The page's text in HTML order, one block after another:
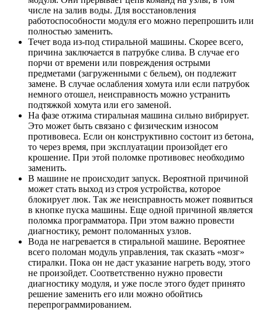
числе на залив воды. Для восстановления
работоспособности модуля его можно перепрошить или
полностью заменить.
Течет вода из-под стиральной машины. Скорее всего,
причина заключается в патрубке слива. В случае его
порчи от времени или повреждения острыми
предметами (загруженными с бельем), он подлежит
замене. В случае ослабления хомута или если патрубок
немного отошел, неисправность можно устранить
подтяжкой хомута или его заменой.
На фазе отжима стиральная машина сильно вибрирует.
Это может быть связано с физическим износом
противовеса. Если он конструктивно состоит из бетона,
то через время, при эксплуатации произойдет его
крошение. При этой поломке противовес необходимо
заменить.
В машине не происходит запуск. Вероятной причиной
может стать выход из строя устройства, которое
блокирует люк. Так же неисправность может появиться
в кнопке пуска машины. Еще одной причиной является
поломка программатора. При этом важно провести
диагностику, ремонт поломанных узлов.
Вода не нагревается в стиральной машине. Вероятнее
всего поломан модуль управления, так сказать «мозг»
стиралки. Пока он не даст указание нагреть воду, этого
не произойдет. Соответственно нужно провести
диагностику модуля, и уже после этого будет принято
решение заменить его или можно обойтись
перепрограммированием.